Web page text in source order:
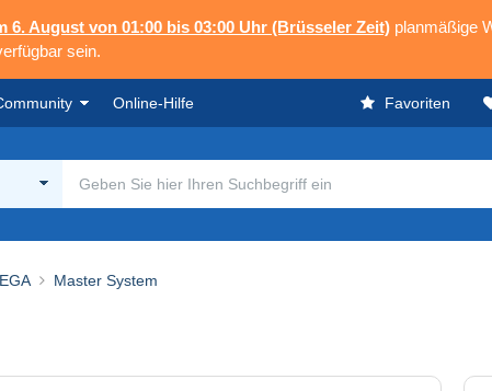
6. August von 01:00 bis 03:00 Uhr (Brüsseler Zeit) planmäßige
sein.
Online-Hilfe Favoriten
Master System